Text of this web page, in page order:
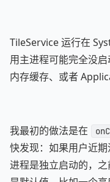
TileService 运行在
用主进程可能完全没启
内存缓存、或者
我最初的做法是在
快发现：如果用户近
进程是独立启动的，